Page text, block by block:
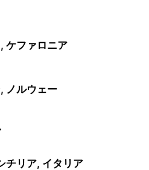
ケファロニア
ノルウェー
チリア, イタリア